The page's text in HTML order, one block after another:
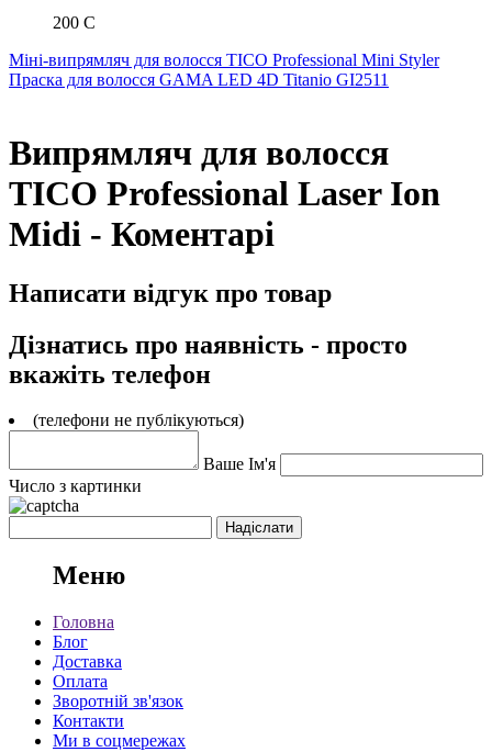
200 C
Міні-випрямляч для волосся TICO Professional Mini Styler
Праска для волосся GAMA LED 4D Titanio GI2511
Випрямляч для волосся
TICO Professional Laser Ion
Midi - Коментарі
Написати відгук про товар
Дізнатись про наявність - просто
вкажіть телефон
(телефони не публікуються)
Ваше Ім'я
Число з картинки
Меню
Головна
Блог
Доставка
Оплата
Зворотній зв'язок
Контакти
Ми в соцмережах